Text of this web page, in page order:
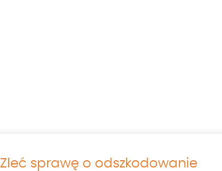
Zleć sprawę o odszkodowanie